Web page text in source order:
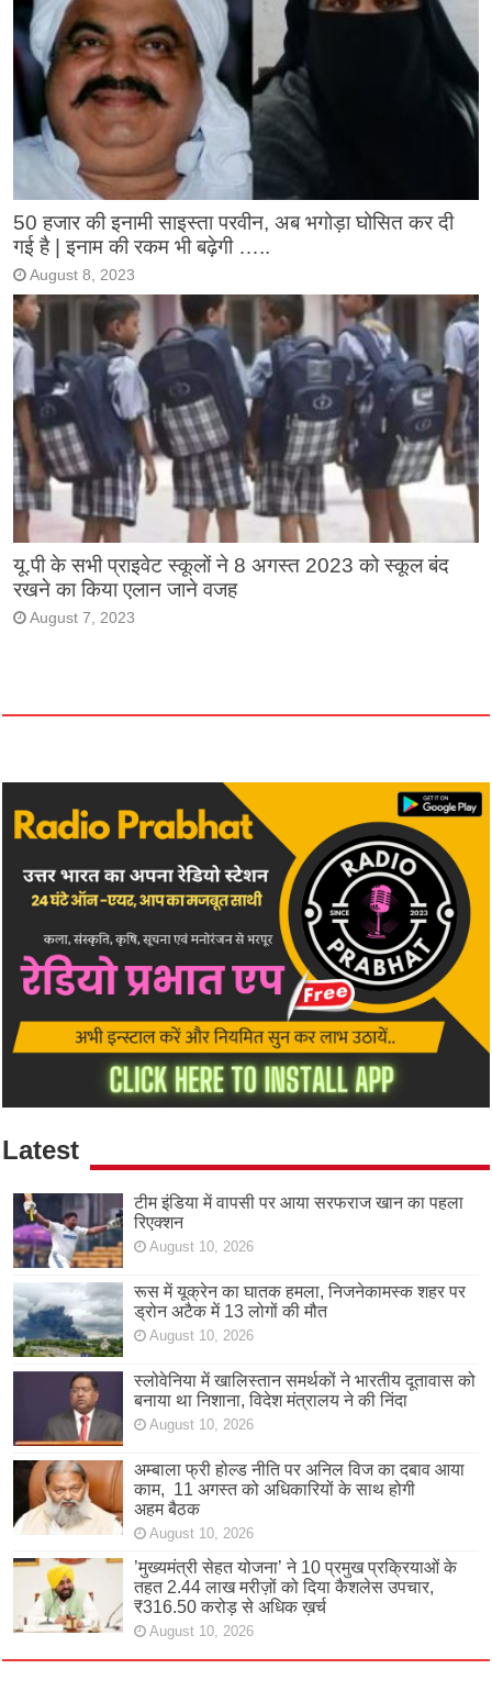
50 हजार की इनामी साइस्ता परवीन, अब भगोड़ा घोसित कर दी
गई है | इनाम की रकम भी बढ़ेगी …..
August 8, 2023
यू.पी के सभी प्राइवेट स्कूलों ने 8 अगस्त 2023 को स्कूल बंद
रखने का किया एलान जाने वजह
August 7, 2023
Latest
टीम इंडिया में वापसी पर आया सरफराज खान का पहला
रिएक्शन
August 10, 2026
रूस में यूक्रेन का घातक हमला, निजनेकामस्क शहर पर
ड्रोन अटैक में 13 लोगों की मौत
August 10, 2026
स्लोवेनिया में खालिस्तान समर्थकों ने भारतीय दूतावास को
बनाया था निशाना, विदेश मंत्रालय ने की निंदा
August 10, 2026
अम्बाला फ्री होल्ड नीति पर अनिल विज का दबाव आया
काम, 11 अगस्त को अधिकारियों के साथ होगी
अहम बैठक
August 10, 2026
’मुख्यमंत्री सेहत योजना’ ने 10 प्रमुख प्रक्रियाओं के
तहत 2.44 लाख मरीज़ों को दिया कैशलेस उपचार,
₹316.50 करोड़ से अधिक ख़र्च
August 10, 2026